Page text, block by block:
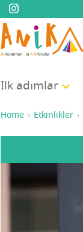
Ilk adım­lar
Home Etkinlikler